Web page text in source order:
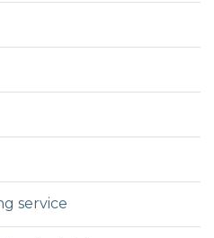
service